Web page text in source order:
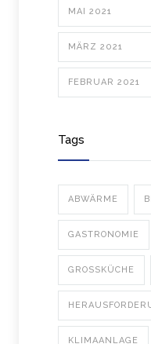
MAI 2021
MÄRZ 2021
FEBRUAR 2021
Tags
ABWÄRME
GASTRONOMIE
GROSSKÜCHE
KLIMAANLAGE